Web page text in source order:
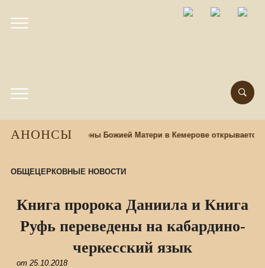
АНОНСЫ
храме Казанской иконы Божией Матери в Кемерове открывается
ОБЩЕЦЕРКОВНЫЕ НОВОСТИ
Книга пророка Даниила и Книга
Руфь переведены на кабардино-
черкесский язык
от 25.10.2018